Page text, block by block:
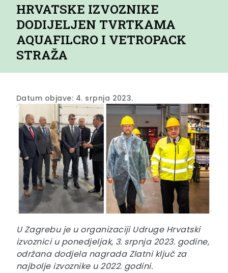
HRVATSKE IZVOZNIKE
DODIJELJEN TVRTKAMA
AQUAFILCRO I VETROPACK
STRAŽA
Datum objave: 4. srpnja 2023.
U Zagrebu je u organizaciji Udruge Hrvatski
izvoznici u ponedjeljak, 3. srpnja 2023. godine,
održana dodjela nagrada Zlatni ključ za
najbolje izvoznike u 2022. godini.